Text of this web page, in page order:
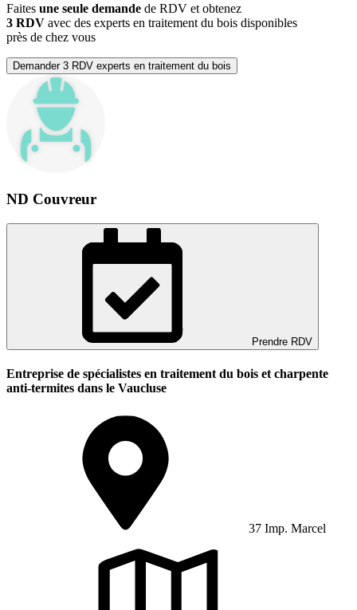
Faites une seule demande de RDV et obtenez
3 RDV avec des experts en traitement du bois disponibles
près de chez vous
Demander 3 RDV experts en traitement du bois
ND Couvreur
Prendre RDV
Entreprise de spécialistes en traitement du bois et charpente
anti-termites dans le Vaucluse
37 Imp. Marcel